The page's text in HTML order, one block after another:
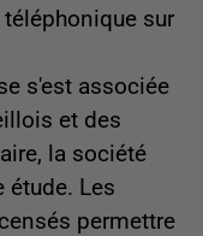
sur
s'est associée
et des
la société
étude. Les
permettre